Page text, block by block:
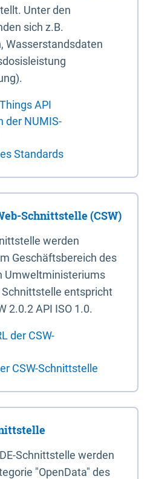
Unter den
sich z.B.
Wasserstandsdaten
API
der NUMIS-
Standards
Schnittstelle (CSW)
werden
Geschäftsbereich des
Umweltministeriums
entspricht
2.0.2 API ISO 1.0.
der CSW-
CSW-Schnittstelle
Schnittstelle werden
"OpenData" des